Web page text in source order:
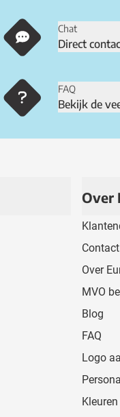
Chat
Direct
FAQ
Bekijk de
Over
Contact
Over
MVO
Blog
FAQ
Logo